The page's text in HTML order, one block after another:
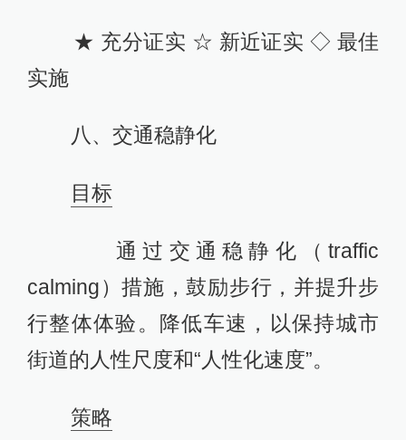
★ 充分证实 ☆ 新近证实 ◇ 最佳
实施
八、交通稳静化
目标
通过交通稳静化（traffic
calming）措施，鼓励步行，并提升步
行整体体验。降低车速，以保持城市
街道的人性尺度和“人性化速度”。
策略